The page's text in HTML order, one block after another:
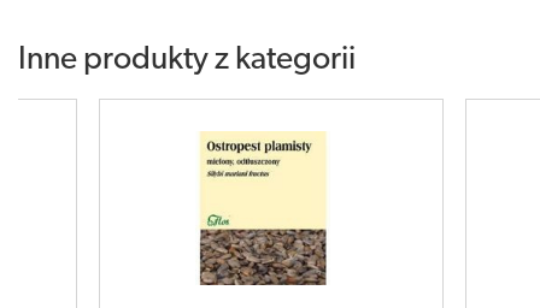
Inne produkty z kategorii